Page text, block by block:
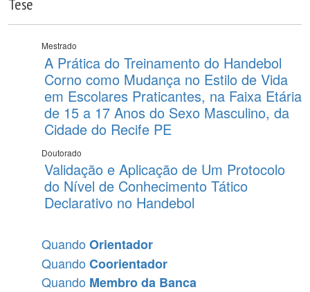
Tese
Mestrado
A Prática do Treinamento do Handebol
Corno como Mudança no Estilo de Vida
em Escolares Praticantes, na Faixa Etária
de 15 a 17 Anos do Sexo Masculino, da
Cidade do Recife PE
Doutorado
Validação e Aplicação de Um Protocolo
do Nível de Conhecimento Tático
Declarativo no Handebol
Quando Orientador
Quando Coorientador
Quando Membro da Banca